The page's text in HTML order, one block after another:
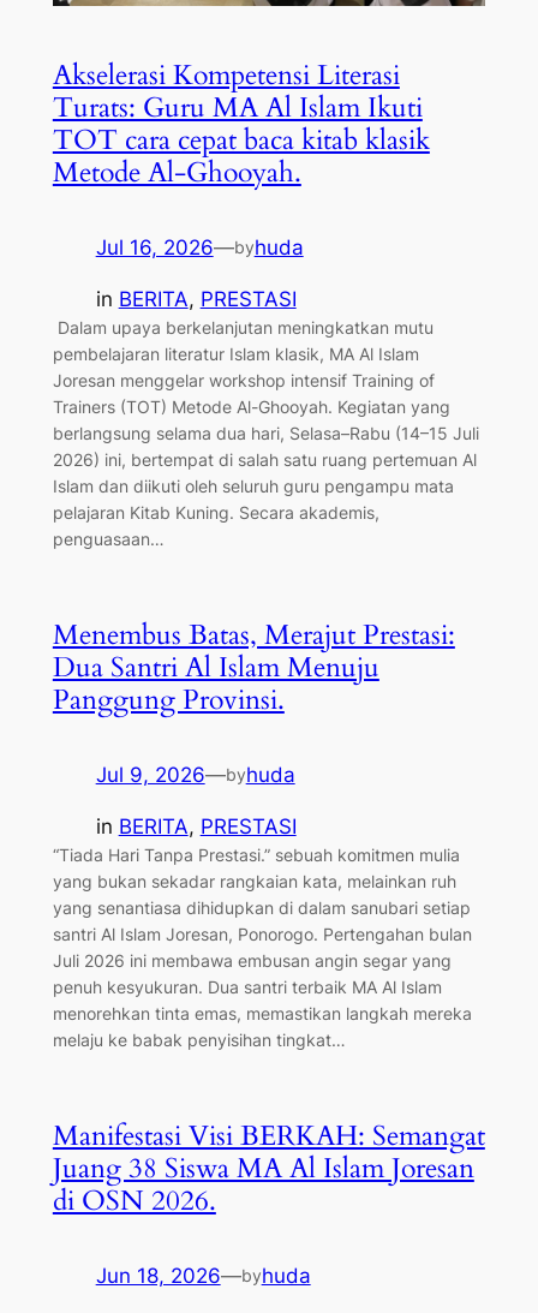
Akselerasi Kompetensi Literasi
Turats: Guru MA Al Islam Ikuti
TOT cara cepat baca kitab klasik
Metode Al-Ghooyah.
Jul 16, 2026—byhuda
in BERITA, PRESTASI
​ Dalam upaya berkelanjutan meningkatkan mutu
pembelajaran literatur Islam klasik, MA Al Islam
Joresan menggelar workshop intensif Training of
Trainers (TOT) Metode Al-Ghooyah. Kegiatan yang
berlangsung selama dua hari, Selasa–Rabu (14–15 Juli
2026) ini, bertempat di salah satu ruang pertemuan Al
Islam dan diikuti oleh seluruh guru pengampu mata
pelajaran Kitab Kuning. ​Secara akademis,
penguasaan…
Menembus Batas, Merajut Prestasi:
Dua Santri Al Islam Menuju
Panggung Provinsi.
Jul 9, 2026—byhuda
in BERITA, PRESTASI
“Tiada Hari Tanpa Prestasi.” sebuah komitmen mulia
yang bukan sekadar rangkaian kata, melainkan ruh
yang senantiasa dihidupkan di dalam sanubari setiap
santri Al Islam Joresan, Ponorogo. Pertengahan bulan
Juli 2026 ini membawa embusan angin segar yang
penuh kesyukuran. Dua santri terbaik MA Al Islam
menorehkan tinta emas, memastikan langkah mereka
melaju ke babak penyisihan tingkat…
Manifestasi Visi BERKAH: Semangat
Juang 38 Siswa MA Al Islam Joresan
di OSN 2026.
Jun 18, 2026—byhuda